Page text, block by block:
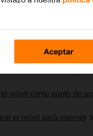
la configuración
móvil como punto de
el móvil para internet
Aceptar